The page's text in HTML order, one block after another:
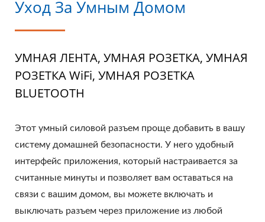
Уход За Умным Домом
УМНАЯ ЛЕНТА, УМНАЯ РОЗЕТКА, УМНАЯ
РОЗЕТКА WiFi, УМНАЯ РОЗЕТКА
BLUETOOTH
Этот умный силовой разъем проще добавить в вашу
систему домашней безопасности. У него удобный
интерфейс приложения, который настраивается за
считанные минуты и позволяет вам оставаться на
связи с вашим домом, вы можете включать и
выключать разъем через приложение из любой